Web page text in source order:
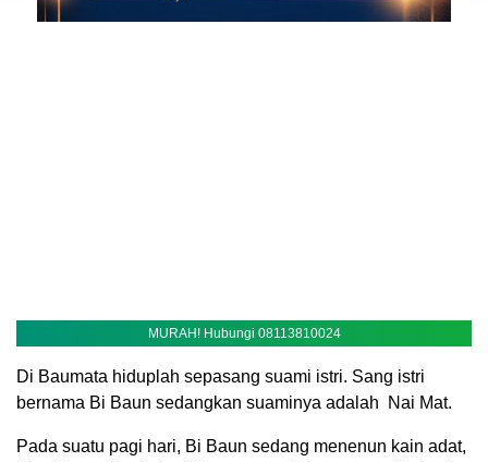
MURAH! Hubungi 08113810024
Di Baumata hiduplah sepasang suami istri. Sang istri
bernama Bi Baun sedangkan suaminya adalah Nai Mat.
Pada suatu pagi hari, Bi Baun sedang menenun kain adat,